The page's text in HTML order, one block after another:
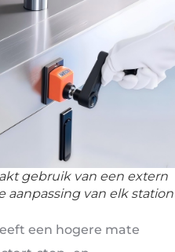
gebruik van een extern
aanpassing van elk station
een hogere mate